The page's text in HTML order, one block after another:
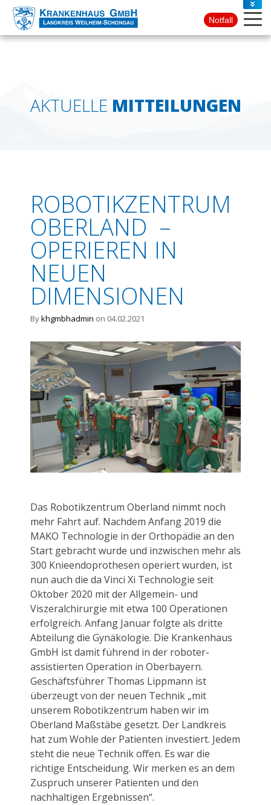
PRESSE
KONTAKT
Notfall
AKTUELLE MITTEILUNGEN
ROBOTIKZENTRUM
OBERLAND –
OPERIEREN IN
NEUEN
DIMENSIONEN
Bykhgmbhadmin on 04.02.2021
Das Robotikzentrum Oberland nimmt noch
mehr Fahrt auf. Nachdem Anfang 2019 die
MAKO Technologie in der Orthopädie an den
Start gebracht wurde und inzwischen mehr als
300 Knieendoprothesen operiert wurden, ist
nun auch die da Vinci Xi Technologie seit
Oktober 2020 mit der Allgemein- und
Viszeralchirurgie mit etwa 100 Operationen
erfolgreich. Anfang Januar folgte als dritte
Abteilung die Gynäkologie. Die Krankenhaus
GmbH ist damit führend in der roboter-
assistierten Operation in Oberbayern.
Geschäftsführer Thomas Lippmann ist
überzeugt von der neuen Technik „mit
unserem Robotikzentrum haben wir im
Oberland Maßstäbe gesetzt. Der Landkreis
hat zum Wohle der Patienten investiert. Jedem
steht die neue Technik offen. Es war die
richtige Entscheidung. Wir merken es an dem
Zuspruch unserer Patienten und den
nachhaltigen Ergebnissen“.